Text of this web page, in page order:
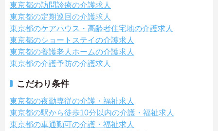
東京都の訪問診療の介護求人
東京都の定期巡回の介護求人
東京都のケアハウス・高齢者住宅地の介護求人
東京都のショートステイの介護求人
東京都の養護老人ホームの介護求人
東京都の介護予防の介護求人
こだわり条件
東京都の夜勤専従の介護・福祉求人
東京都の駅から徒歩10分以内の介護・福祉求人
東京都の車通勤可の介護・福祉求人